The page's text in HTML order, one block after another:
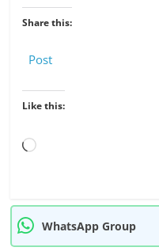
Share this:
Post
Like this:
Loading…
WhatsApp Group